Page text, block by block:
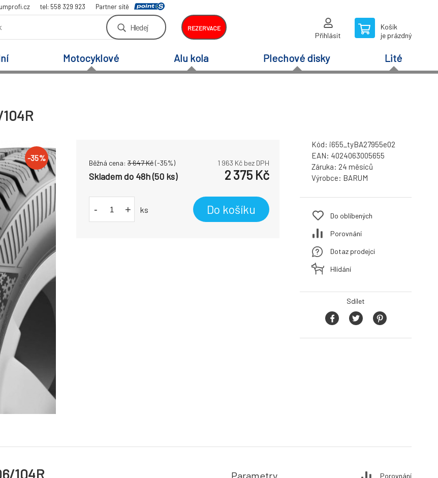
tel: 558 329 923 Partner sítě
Hledej REZERVACE
Přihlásit
Košík
je prázdný
Motocyklové Alu kola Plechové disky Lité
-35%
Běžná cena: 3 647Kč(-35%) 1 963 Kč bez DPH
Skladem do 48h (50 ks) 2 375 Kč
- + ks Do košíku
Kód: i655_tyBA27955e02
EAN: 4024063005655
Záruka: 24 měsíců
Výrobce: BARUM
Do oblíbených
Porovnání
Dotaz prodejci
Hlídání
Sdílet
104R Porovnání